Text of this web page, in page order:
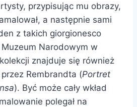
przypisując mu obrazy,
a następnie sami
z takich giorgionesco
Narodowym w
znajduje się również
Rembrandta (Portret
). Być może cały wkład
polegał na